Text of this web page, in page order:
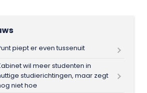
piept er even tussenuit
wil meer studenten in
studierichtingen, maar zegt
niet hoe